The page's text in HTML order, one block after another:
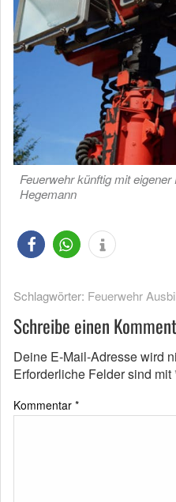
Feuerwehr künftig mit
Hegemann
Schlagwörter: Feuerwehr
Schreibe einen
Deine E-Mail-Adresse wird
Erforderliche Felder sind mit
Kommentar *